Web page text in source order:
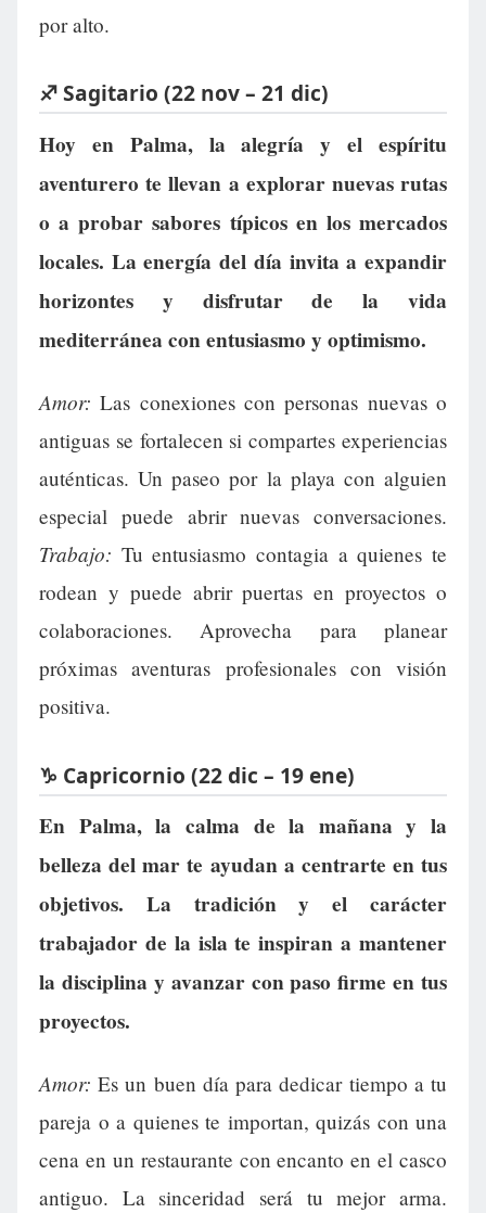
por alto.
♐ Sagitario (22 nov – 21 dic)
Hoy en Palma, la alegría y el espíritu
aventurero te llevan a explorar nuevas rutas
o a probar sabores típicos en los mercados
locales. La energía del día invita a expandir
horizontes y disfrutar de la vida
mediterránea con entusiasmo y optimismo.
Amor: Las conexiones con personas nuevas o
antiguas se fortalecen si compartes experiencias
auténticas. Un paseo por la playa con alguien
especial puede abrir nuevas conversaciones.
Trabajo: Tu entusiasmo contagia a quienes te
rodean y puede abrir puertas en proyectos o
colaboraciones. Aprovecha para planear
próximas aventuras profesionales con visión
positiva.
♑ Capricornio (22 dic – 19 ene)
En Palma, la calma de la mañana y la
belleza del mar te ayudan a centrarte en tus
objetivos. La tradición y el carácter
trabajador de la isla te inspiran a mantener
la disciplina y avanzar con paso firme en tus
proyectos.
Amor: Es un buen día para dedicar tiempo a tu
pareja o a quienes te importan, quizás con una
cena en un restaurante con encanto en el casco
antiguo. La sinceridad será tu mejor arma.